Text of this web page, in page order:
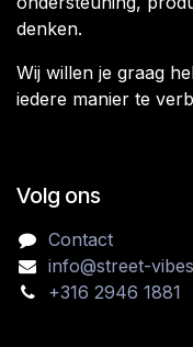
denken.
Wij willen je graag
iedere manier te
Volg ons
Contact
info@street-
+316 2946 1881